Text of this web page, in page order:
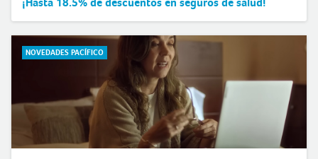
NOVEDADES PACÍFICO